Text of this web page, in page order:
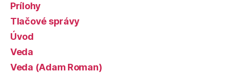
Prílohy
Tlačové správy
Úvod
Veda
Veda (Adam Roman)